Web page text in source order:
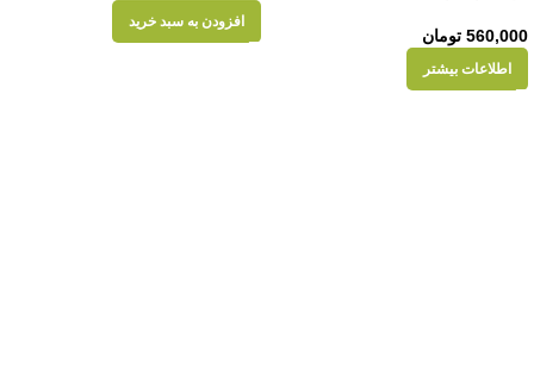
560,000 تومان
اطلاعات بیشتر
افزودن به سبد خرید